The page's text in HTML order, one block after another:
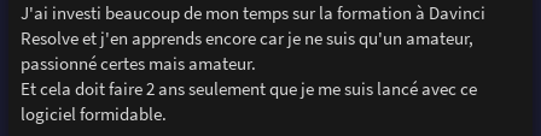
J'ai investi beaucoup de mon temps sur la formation à Davinci
Resolve et j'en apprends encore car je ne suis qu'un amateur,
passionné certes mais amateur.
Et cela doit faire 2 ans seulement que je me suis lancé avec ce
logiciel formidable.